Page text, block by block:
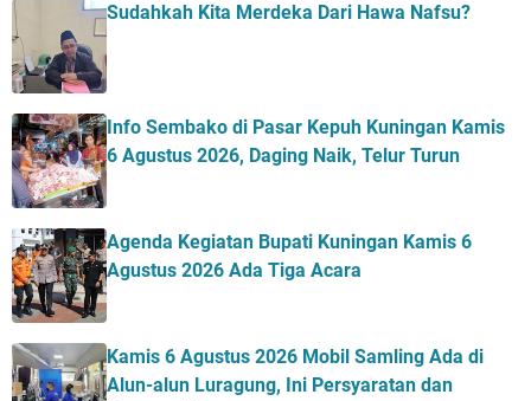
Sudahkah Kita Merdeka Dari Hawa Nafsu?
Info Sembako di Pasar Kepuh Kuningan Kamis
6 Agustus 2026, Daging Naik, Telur Turun
Agenda Kegiatan Bupati Kuningan Kamis 6
Agustus 2026 Ada Tiga Acara
Kamis 6 Agustus 2026 Mobil Samling Ada di
Alun-alun Luragung, Ini Persyaratan dan